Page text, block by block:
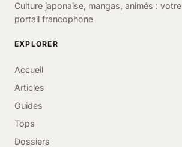
Culture japonaise, mangas, animés : votre
portail francophone
EXPLORER
Accueil
Articles
Guides
Tops
Dossiers